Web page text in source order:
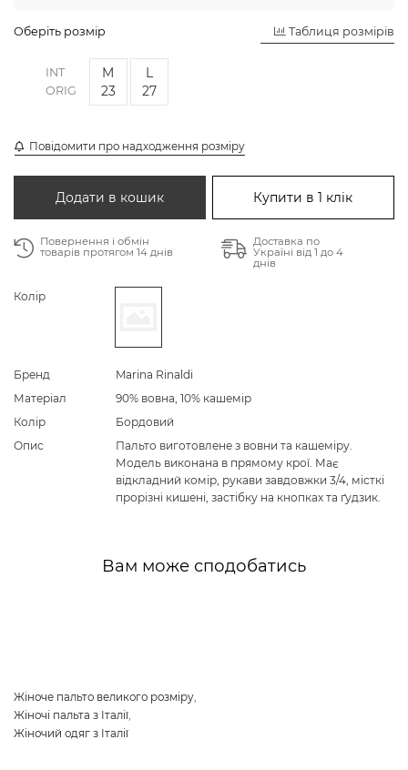
Оберіть розмір Таблиця розмірів
INT
ORIG
M
23
L
27
Повідомити про надходження розміру
Додати в кошик Купити в 1 клік
Повернення і обмін
товарів протягом 14 днів
Доставка по
Україні від 1 до 4
днів
Колір
Бренд
Marina Rinaldi
Матеріал
90% вовна, 10% кашемір
Колір
Бордовий
Опис
Пальто виготовлене з вовни та кашеміру.
Модель виконана в прямому крої. Має
відкладний комір, рукави завдовжки 3/4, місткі
прорізні кишені, застібку на кнопках та ґудзик.
Вам може сподобатись
Жіноче пальто великого розміру,
Жіночі пальта з Італії,
Жіночий одяг з Італії